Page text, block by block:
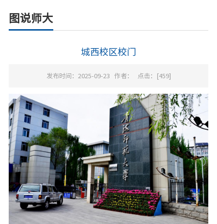
图说师大
城西校区校门
发布时间：2025-09-23 作者： 点击：[459]